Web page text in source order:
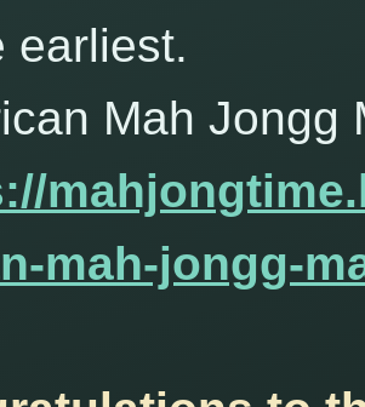
earliest.
Mah Jongg
mah-jongg-